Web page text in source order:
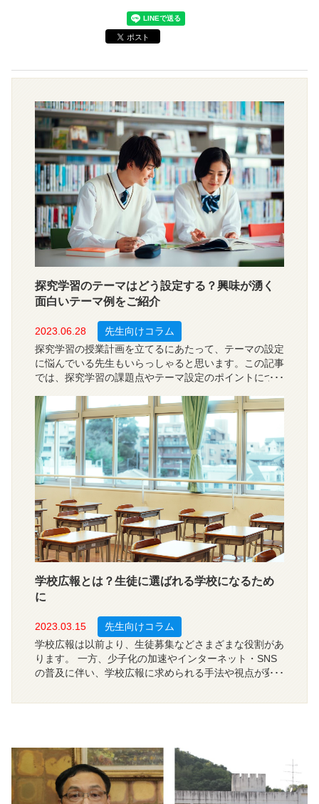
探究学習のテーマはどう設定する？興味が湧く
面白いテーマ例をご紹介
2023.06.28
先生向けコラム
探究学習の授業計画を立てるにあたって、テーマの設定
に悩んでいる先生もいらっしゃると思います。この記事
では、探究学習の課題点やテーマ設定のポイントについ
で、ぜひ授業づくりにお役立てください。
学校広報とは？生徒に選ばれる学校になるため
に
2023.03.15
先生向けコラム
学校広報は以前より、生徒募集などさまざまな役割があ
ります。 一方、少子化の加速やインターネット・SNS
の普及に伴い、学校広報に求められる手法や視点が変化
信」についてご紹介します。